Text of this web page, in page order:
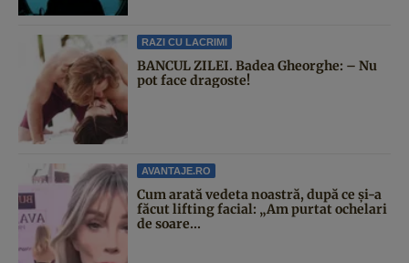
RAZI CU LACRIMI
BANCUL ZILEI. Badea Gheorghe: – Nu
pot face dragoste!
AVANTAJE.RO
Cum arată vedeta noastră, după ce și-a
făcut lifting facial: „Am purtat ochelari
de soare...